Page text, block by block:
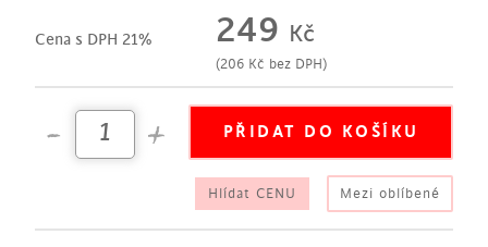
dárek pro někoho blízkého.
zvířecí dekorace
kombinace modré a stříbrné barvy
jednotlivé části vypadají jako mozaika
motiv starého Egypta, ale i moderního designu
ideální doplněk do obývacího pokoje, ale i do koupelny
Možnost doplnění o větší variantu:
Cena s DPH 21% 249 Kč
(206 Kč bez DPH)
Hlídat CENU Mezi oblíbené